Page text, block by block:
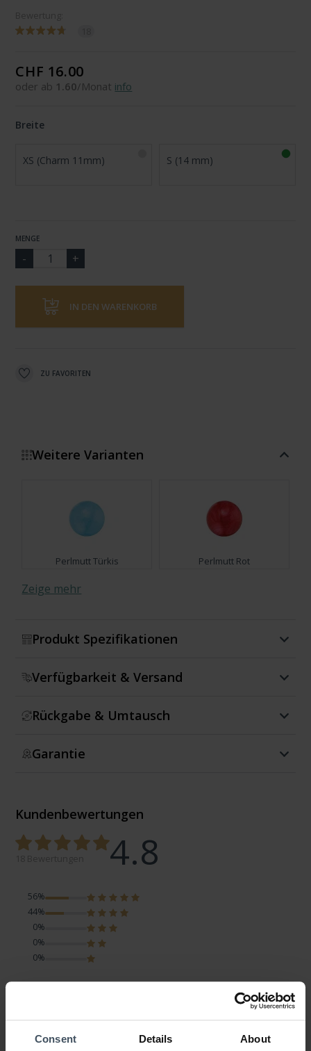
Consent Details About
CHF 16.00
oder ab 1.60/Monat info
Breite
XS (Charm 11mm) S (14 mm)
MENGE
IN DEN WARENKORB
ZU FAVORITEN
Weitere Varianten
Perlmutt Türkis Perlmutt Rot
Perlmutt Grau
Zeige mehr
Produkt Spezifikationen
Verfügbarkeit & Versand
Rückgabe & Umtausch
Garantie
Kundenbewertungen
4.8
56%
44%
0%
0%
0%
DESIGN